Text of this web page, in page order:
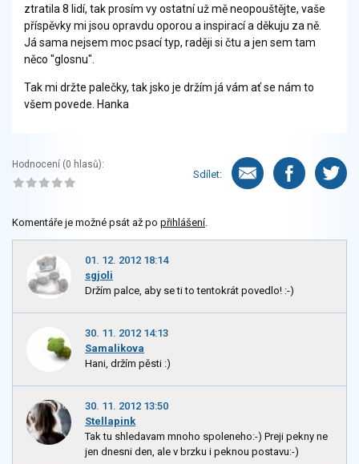
ztratila 8 lidí, tak prosím vy ostatní už mě neopouštějte, vaše
příspěvky mi jsou opravdu oporou a inspirací a děkuju za ně.
Já sama nejsem moc psací typ, raději si čtu a jen sem tam
něco "glosnu".
Tak mi držte palečky, tak jsko je držím já vám ať se nám to
všem povede. Hanka
Hodnocení (0 hlasů):
Sdílet:
Komentáře je možné psát až po přihlášení.
01. 12. 2012 18:14
sgjoli
Držím palce, aby se ti to tentokrát povedlo! :-)
30. 11. 2012 14:13
Samalikova
Hani, držím pěsti :)
30. 11. 2012 13:50
Stellapink
Tak tu shledavam mnoho spoleneho:-) Preji pekny ne
jen dnesni den, ale v brzku i peknou postavu:-)